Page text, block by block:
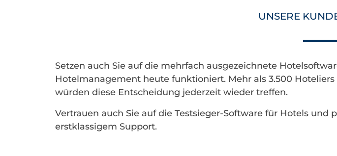
UNSERE
Setzen auch Sie auf die mehrfach ausgezeichnete
Hotelmanagement heute funktioniert. Mehr als 3.500
würden diese Entscheidung jederzeit wieder treffen.
Vertrauen auch Sie auf die Testsieger-Software für Hotels und
erstklassigem Support.